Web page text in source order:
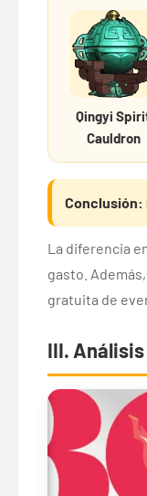
Qingyi
Cauldron
Conclusión:
La diferencia
gasto.
gratuita de
III.